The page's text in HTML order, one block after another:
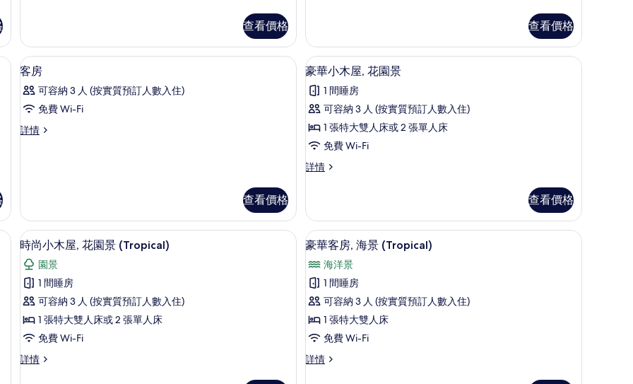
私
人
泳
池,
海
灘
片
2
間
臥
私
人
池,
查看價格 查看價格
簾/窗簾
載
入
所
客
片
迷你吧、房內夾萬、書桌、遮光窗簾/窗簾
4
客房
可容納 3 人 (按實質預訂人數入住)
免費 Wi-Fi
詳情
客
查看價格
載
入
所
有
豪
小
屋,
花
園
景
的
相
片
迷你吧、房內夾萬、書桌、遮光窗簾/窗簾
4
豪華小木屋, 花園景
1 間睡房
可容納 3 人 (按實質預訂人數入住)
1 張特大雙人床或 2 張單人床
免費 Wi-Fi
詳情
豪
屋,
花
園
詳
情
查看價格
載
入
所
有
時
尚
木
迷你吧、房內夾萬、書桌、遮光窗簾/窗簾
4
時尚小木屋, 花園景 (Tropical)
園景
1 間睡房
可容納 3 人 (按實質預訂人數入住)
1 張特大雙人床或 2 張單人床
免費 Wi-Fi
詳情
時
載
所
有
豪
華
房,
4
豪華客房, 海景 (Tropical)
海洋景
1 間睡房
可容納 3 人 (按實質預訂人數入住)
1 張特大雙人床
免費 Wi-Fi
詳情
豪